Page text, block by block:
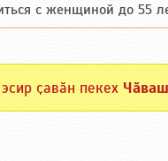
с женщиной до 55 лет
ҫавӑн пекех